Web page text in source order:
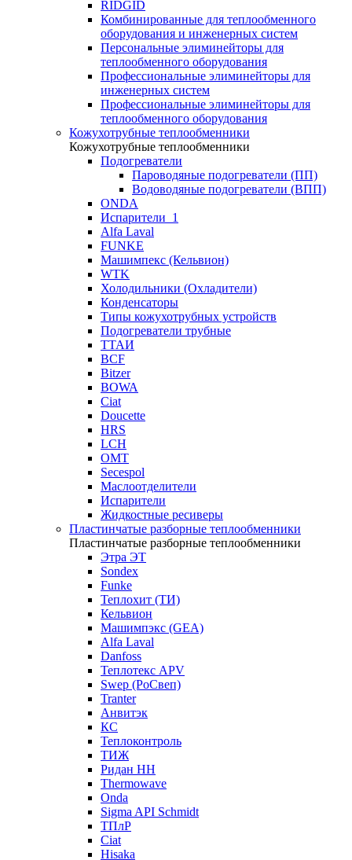
RIDGID
Комбинированные для теплообменного
оборудования и инженерных систем
Персональные элиминейторы для
теплообменного оборудования
Профессиональные элиминейторы для
инженерных систем
Профессиональные элиминейторы для
теплообменного оборудования
Кожухотрубные теплообменники
Кожухотрубные теплообменники
Подогреватели
Пароводяные подогреватели (ПП)
Водоводяные подогреватели (ВПП)
ONDA
Испарители_1
Alfa Laval
FUNKE
Машимпекс (Кельвион)
WTK
Холодильники (Охладители)
Конденсаторы
Типы кожухотрубных устройств
Подогреватели трубные
ТТАИ
BCF
Bitzer
BOWA
Ciat
Doucette
HRS
LCH
OMT
Secespol
Маслоотделители
Испарители
Жидкостные ресиверы
Пластинчатые разборные теплообменники
Пластинчатые разборные теплообменники
Этра ЭТ
Sondex
Funke
Теплохит (ТИ)
Кельвион
Машимпэкс (GEA)
Alfa Laval
Danfoss
Теплотекс APV
Swep (РоСвеп)
Tranter
Анвитэк
КС
Теплоконтроль
ТИЖ
Ридан НН
Thermowave
Onda
Sigma API Schmidt
ТПлР
Ciat
Hisaka